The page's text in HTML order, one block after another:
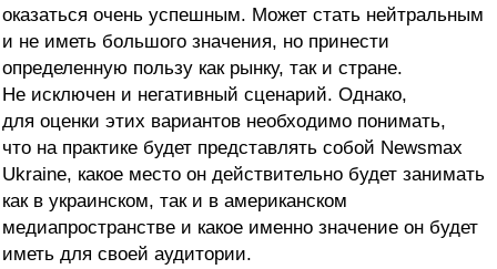
оказаться очень успешным. Может стать нейтральным
и не иметь большого значения, но принести
определенную пользу как рынку, так и стране.
Не исключен и негативный сценарий. Однако,
для оценки этих вариантов необходимо понимать,
что на практике будет представлять собой Newsmax
Ukraine, какое место он действительно будет занимать
как в украинском, так и в американском
медиапространстве и какое именно значение он будет
иметь для своей аудитории.